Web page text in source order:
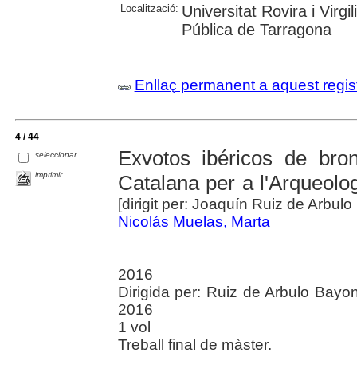
Localització: Universitat Rovira i
Pública de Tarragona
Enllaç permanent a aquest
4 / 44
seleccionar
imprimir
Exvotos ibéricos de
Catalana per a
[dirigit per: Joaquín Ruiz de
Nicolás Muelas, Marta
2016
Dirigida per: Ruiz de Arbulo
2016
1 vol
Treball final de màster.